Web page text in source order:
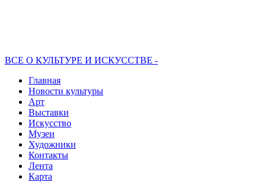
ВСЕ О КУЛЬТУРЕ И ИСКУССТВЕ -
Главная
Новости культуры
Арт
Выставки
Искусство
Музеи
Художники
Контакты
Лента
Карта